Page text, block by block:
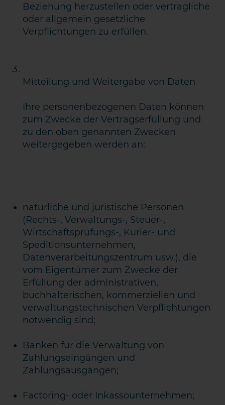
Beziehung herzustellen oder vertragliche
oder allgemein gesetzliche
Verpflichtungen zu erfüllen.
Mitteilung und Weitergabe von Daten
Ihre personenbezogenen Daten können
zum Zwecke der Vertragserfüllung und
zu den oben genannten Zwecken
weitergegeben werden an:
natürliche und juristische Personen
(Rechts-, Verwaltungs-, Steuer-,
Wirtschaftsprüfungs-, Kurier- und
Speditionsunternehmen,
Datenverarbeitungszentrum usw.), die
vom Eigentümer zum Zwecke der
Erfüllung der administrativen,
buchhalterischen, kommerziellen und
verwaltungstechnischen Verpflichtungen
notwendig sind;
Banken für die Verwaltung von
Zahlungseingängen und
Zahlungsausgängen;
Factoring- oder Inkassounternehmen;